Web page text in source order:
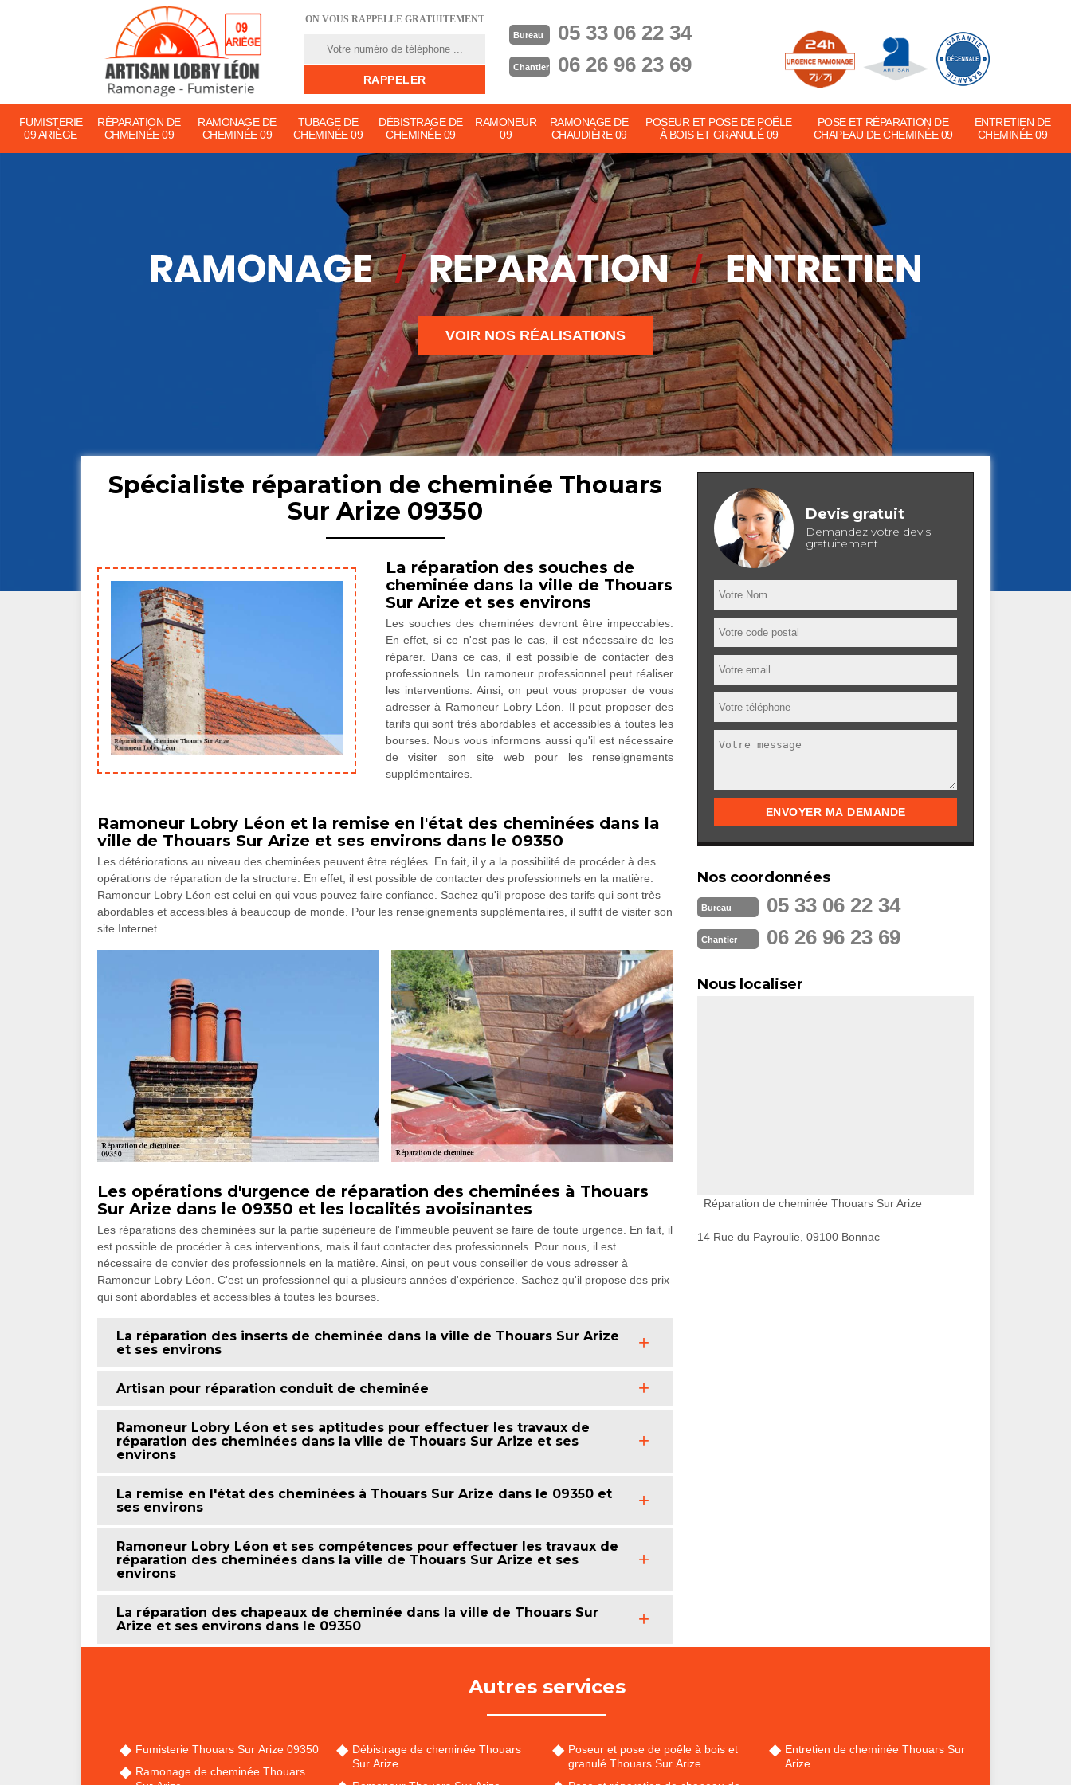
ON VOUS RAPPELLE GRATUITEMENT
Bureau 05 33 06 22 34
Chantier 06 26 96 23 69
FUMISTERIE
09 ARIÈGE
RÉPARATION DE
CHMEINÉE 09
RAMONAGE DE
CHEMINÉE 09
TUBAGE DE
CHEMINÉE 09
DÉBISTRAGE DE
CHEMINÉE 09
RAMONEUR
09
RAMONAGE DE
CHAUDIÈRE 09
POSEUR ET POSE DE POÊLE
À BOIS ET GRANULÉ 09
POSE ET RÉPARATION DE
CHAPEAU DE CHEMINÉE 09
ENTRETIEN DE
CHEMINÉE 09
VOIR NOS RÉALISATIONS
Spécialiste réparation de cheminée Thouars
Sur Arize 09350
La réparation des souches de
cheminée dans la ville de Thouars
Sur Arize et ses environs
Les souches des cheminées devront être impeccables.
En effet, si ce n'est pas le cas, il est nécessaire de les
réparer. Dans ce cas, il est possible de contacter des
professionnels. Un ramoneur professionnel peut réaliser
les interventions. Ainsi, on peut vous proposer de vous
adresser à Ramoneur Lobry Léon. Il peut proposer des
tarifs qui sont très abordables et accessibles à toutes les
bourses. Nous vous informons aussi qu'il est nécessaire
de visiter son site web pour les renseignements
supplémentaires.
Ramoneur Lobry Léon et la remise en l'état des cheminées dans la
ville de Thouars Sur Arize et ses environs dans le 09350
Les détériorations au niveau des cheminées peuvent être réglées. En fait, il y a la possibilité de procéder à des
opérations de réparation de la structure. En effet, il est possible de contacter des professionnels en la matière.
Ramoneur Lobry Léon est celui en qui vous pouvez faire confiance. Sachez qu'il propose des tarifs qui sont très
abordables et accessibles à beaucoup de monde. Pour les renseignements supplémentaires, il suffit de visiter son
site Internet.
Les opérations d'urgence de réparation des cheminées à Thouars
Sur Arize dans le 09350 et les localités avoisinantes
Les réparations des cheminées sur la partie supérieure de l'immeuble peuvent se faire de toute urgence. En fait, il
est possible de procéder à ces interventions, mais il faut contacter des professionnels. Pour nous, il est
nécessaire de convier des professionnels en la matière. Ainsi, on peut vous conseiller de vous adresser à
Ramoneur Lobry Léon. C'est un professionnel qui a plusieurs années d'expérience. Sachez qu'il propose des prix
qui sont abordables et accessibles à toutes les bourses.
La réparation des inserts de cheminée dans la ville de Thouars Sur Arize
et ses environs
Artisan pour réparation conduit de cheminée
Ramoneur Lobry Léon et ses aptitudes pour effectuer les travaux de
réparation des cheminées dans la ville de Thouars Sur Arize et ses
environs
La remise en l'état des cheminées à Thouars Sur Arize dans le 09350 et
ses environs
Ramoneur Lobry Léon et ses compétences pour effectuer les travaux de
réparation des cheminées dans la ville de Thouars Sur Arize et ses
environs
La réparation des chapeaux de cheminée dans la ville de Thouars Sur
Arize et ses environs dans le 09350
Devis gratuit
Demandez votre devis
gratuitement
Nos coordonnées
Bureau 05 33 06 22 34
Chantier 06 26 96 23 69
Nous localiser
Réparation de cheminée Thouars Sur Arize
14 Rue du Payroulie, 09100 Bonnac
Autres services
Fumisterie Thouars Sur Arize 09350
Ramonage de cheminée Thouars
Débistrage de cheminée Thouars
Sur Arize
Poseur et pose de poêle à bois et
granulé Thouars Sur Arize
Entretien de cheminée Thouars Sur
Arize